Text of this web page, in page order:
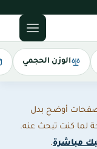
الوزن الحجمي
أوضح بدل
لما كنت تبحث عنه.
مباشرة.